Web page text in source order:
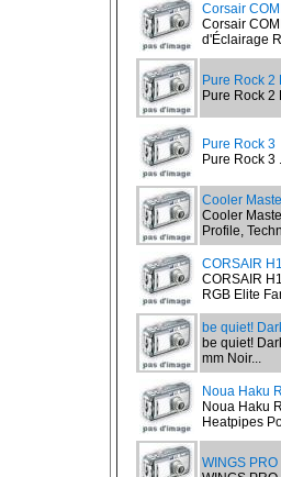
Corsair
Corsair
d'Éclairage
Pure Rock 2
Pure Rock 2
Pure Rock 3
Pure Rock 3
Cooler
Cooler
Profile,
CORSAIR
CORSAIR
RGB Elite
be quiet!
be quiet!
mm Noir...
Noua Haku
Noua Haku
Heatpipes
WINGS PRO